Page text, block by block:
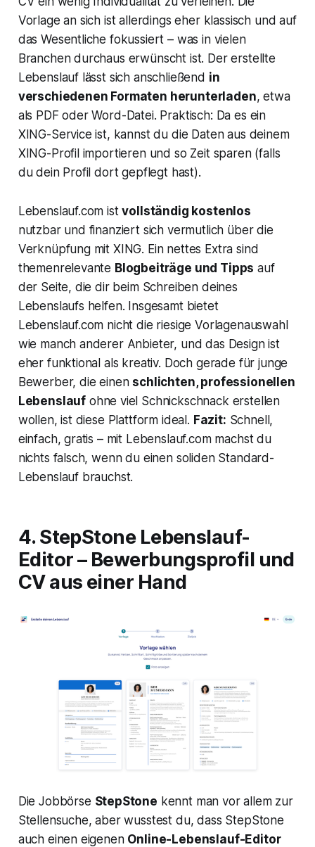
Vorlage an sich ist allerdings eher klassisch und auf
das Wesentliche fokussiert – was in vielen
Branchen durchaus erwünscht ist. Der erstellte
Lebenslauf lässt sich anschließend in
verschiedenen Formaten herunterladen, etwa
als PDF oder Word-Datei. Praktisch: Da es ein
XING-Service ist, kannst du die Daten aus deinem
XING-Profil importieren und so Zeit sparen (falls
du dein Profil dort gepflegt hast).
Lebenslauf.com istvollständig kostenlos
nutzbar und finanziert sich vermutlich über die
Verknüpfung mit XING. Ein nettes Extra sind
themenrelevante Blogbeiträge und Tipps auf
der Seite, die dir beim Schreiben deines
Lebenslaufs helfen. Insgesamt bietet
Lebenslauf.com nicht die riesige Vorlagenauswahl
wie manch anderer Anbieter, und das Design ist
eher funktional als kreativ. Doch gerade für junge
Bewerber, die einen schlichten, professionellen
Lebenslauf ohne viel Schnickschnack erstellen
wollen, ist diese Plattform ideal. Fazit: Schnell,
einfach, gratis – mit Lebenslauf.com machst du
nichts falsch, wenn du einen soliden Standard-
Lebenslauf brauchst.
4. StepStone Lebenslauf-
Editor – Bewerbungsprofil und
CV aus einer Hand
Die Jobbörse StepStone kennt man vor allem zur
Stellensuche, aber wusstest du, dass StepStone
auch einen eigenen Online-Lebenslauf-Editor